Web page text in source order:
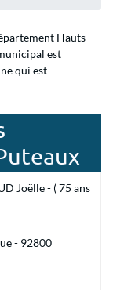
Hauts-
est
qui est
Joëlle - ( 75 ans
- 92800